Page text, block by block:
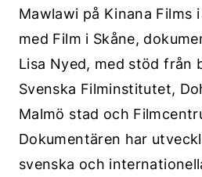
Mawlawi på Kinana Films
med Film i Skåne,
Lisa Nyed, med stöd från
Svenska Filminstitutet,
Malmö stad och
Dokumentären har
svenska och